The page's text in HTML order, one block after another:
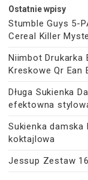
Ostatnie wpisy
Stumble Guys 5-
Cereal Killer
Niimbot Drukarka
Kreskowe Qr Ean
Długa Sukienka
efektowna
Sukienka
koktajlowa
Jessup Zestaw